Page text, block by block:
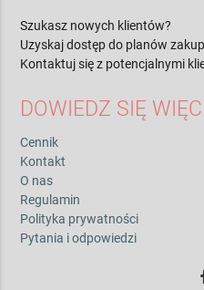
Szukasz nowych klientów?
Uzyskaj dostęp do planów
Kontaktuj się z potencjalnymi
DOWIEDZ SIĘ
Cennik
Kontakt
O nas
Regulamin
Polityka prywatności
Pytania i odpowiedzi